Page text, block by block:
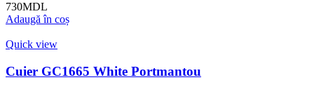
730MDL
Adaugă în coș
Quick view
Cuier GC1665 White Portmantou